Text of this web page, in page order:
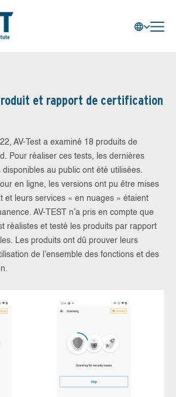
et rapport de certification
AV-Test a examiné 18 produits de
Pour réaliser ces tests, les dernières
au public ont été utilisées.
en ligne, les versions ont pu être mises
et leurs services « en nuages » étaient
AV-TEST n’a pris en compte que
réalistes et testé les produits par rapport
Les produits ont dû prouver leurs
de l’ensemble des fonctions et des